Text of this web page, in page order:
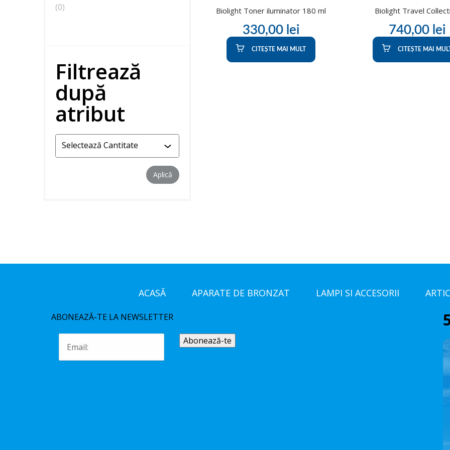
00
Filtrează
după
atribut
AplicăAplică filtrul
Biolight Toner iluminator 180 ml
330,00 lei
CITEȘTE MAI MULT
Biolight Travel
740,00 lei
CITEȘTE MAI
ACASĂ APARATE DE BRONZAT LAMPI SI ACCESORII
ABONEAZĂ-TE LA NEWSLETTER